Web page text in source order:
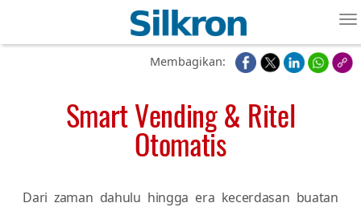
Membagikan:
Smart Vending & Ritel
Otomatis
Dari zaman dahulu hingga era kecerdasan buatan